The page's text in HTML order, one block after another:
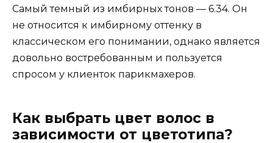
Самый темный из имбирных тонов — 6.34. Он
не относится к имбирному оттенку в
классическом его понимании, однако является
довольно востребованным и пользуется
спросом у клиенток парикмахеров.
Как выбрать цвет волос в
зависимости от цветотипа?